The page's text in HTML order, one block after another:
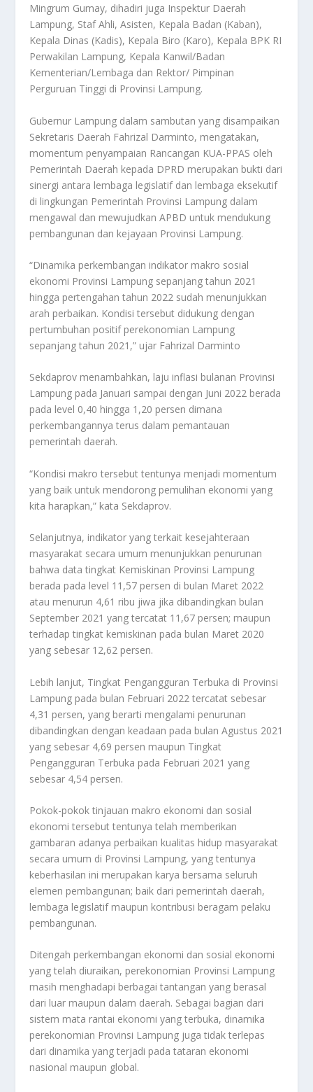
Mingrum Gumay, dihadiri juga Inspektur Daerah
Lampung, Staf Ahli, Asisten, Kepala Badan (Kaban),
Kepala Dinas (Kadis), Kepala Biro (Karo), Kepala BPK RI
Perwakilan Lampung, Kepala Kanwil/Badan
Kementerian/Lembaga dan Rektor/ Pimpinan
Perguruan Tinggi di Provinsi Lampung.
Gubernur Lampung dalam sambutan yang disampaikan
Sekretaris Daerah Fahrizal Darminto, mengatakan,
momentum penyampaian Rancangan KUA-PPAS oleh
Pemerintah Daerah kepada DPRD merupakan bukti dari
sinergi antara lembaga legislatif dan lembaga eksekutif
di lingkungan Pemerintah Provinsi Lampung dalam
mengawal dan mewujudkan APBD untuk mendukung
pembangunan dan kejayaan Provinsi Lampung.
“Dinamika perkembangan indikator makro sosial
ekonomi Provinsi Lampung sepanjang tahun 2021
hingga pertengahan tahun 2022 sudah menunjukkan
arah perbaikan. Kondisi tersebut didukung dengan
pertumbuhan positif perekonomian Lampung
sepanjang tahun 2021,” ujar Fahrizal Darminto
Sekdaprov menambahkan, laju inflasi bulanan Provinsi
Lampung pada Januari sampai dengan Juni 2022 berada
pada level 0,40 hingga 1,20 persen dimana
perkembangannya terus dalam pemantauan
pemerintah daerah.
“Kondisi makro tersebut tentunya menjadi momentum
yang baik untuk mendorong pemulihan ekonomi yang
kita harapkan,” kata Sekdaprov.
Selanjutnya, indikator yang terkait kesejahteraan
masyarakat secara umum menunjukkan penurunan
bahwa data tingkat Kemiskinan Provinsi Lampung
berada pada level 11,57 persen di bulan Maret 2022
atau menurun 4,61 ribu jiwa jika dibandingkan bulan
September 2021 yang tercatat 11,67 persen; maupun
terhadap tingkat kemiskinan pada bulan Maret 2020
yang sebesar 12,62 persen.
Lebih lanjut, Tingkat Pengangguran Terbuka di Provinsi
Lampung pada bulan Februari 2022 tercatat sebesar
4,31 persen, yang berarti mengalami penurunan
dibandingkan dengan keadaan pada bulan Agustus 2021
yang sebesar 4,69 persen maupun Tingkat
Pengangguran Terbuka pada Februari 2021 yang
sebesar 4,54 persen.
Pokok-pokok tinjauan makro ekonomi dan sosial
ekonomi tersebut tentunya telah memberikan
gambaran adanya perbaikan kualitas hidup masyarakat
secara umum di Provinsi Lampung, yang tentunya
keberhasilan ini merupakan karya bersama seluruh
elemen pembangunan; baik dari pemerintah daerah,
lembaga legislatif maupun kontribusi beragam pelaku
pembangunan.
Ditengah perkembangan ekonomi dan sosial ekonomi
yang telah diuraikan, perekonomian Provinsi Lampung
masih menghadapi berbagai tantangan yang berasal
dari luar maupun dalam daerah. Sebagai bagian dari
sistem mata rantai ekonomi yang terbuka, dinamika
perekonomian Provinsi Lampung juga tidak terlepas
dari dinamika yang terjadi pada tataran ekonomi
nasional maupun global.